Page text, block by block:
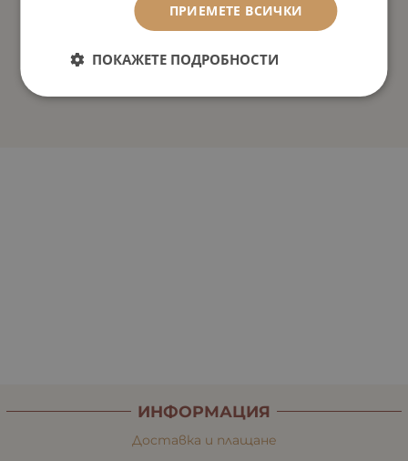
ИНФОРМАЦИЯ
Доставка и плащане
ПРИЕМЕТЕ ВСИЧКИ
ПОКАЖЕТЕ ПОДРОБНОСТИ